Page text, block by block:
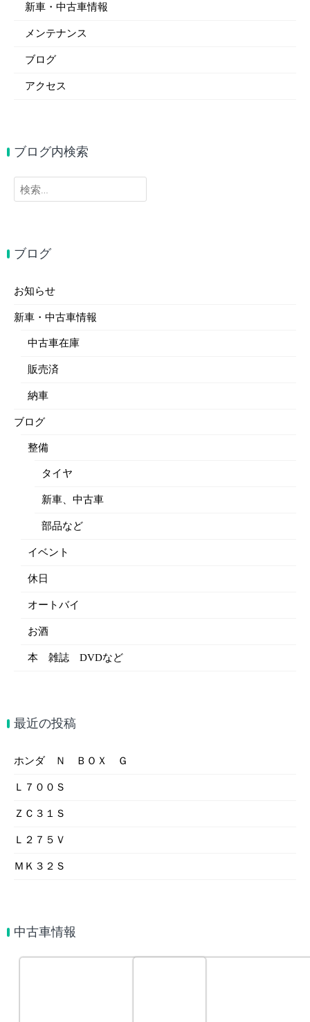
新車・中古車情報
メンテナンス
ブログ
アクセス
ブログ内検索
検
索:
ブログ
お知らせ
新車・中古車情報
中古車在庫
販売済
納車
ブログ
整備
タイヤ
新車、中古車
部品など
イベント
休日
オートバイ
お酒
本 雑誌 DVDなど
最近の投稿
ホンダ Ｎ ＢＯＸ Ｇ
Ｌ７００Ｓ
ＺＣ３１Ｓ
Ｌ２７５Ｖ
ＭＫ３２Ｓ
中古車情報